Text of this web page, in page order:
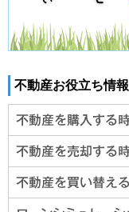
不動産お役立ち情報